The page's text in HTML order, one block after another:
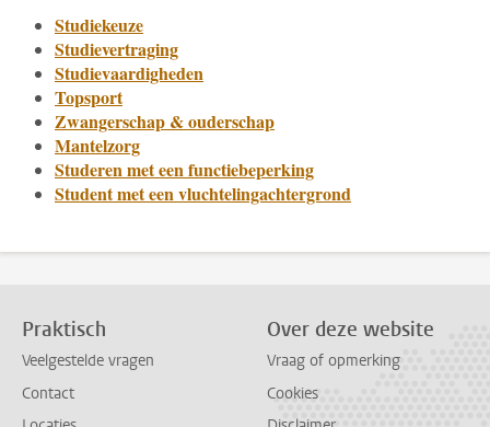
Studiekeuze
Studievertraging
Studievaardigheden
Topsport
Zwangerschap & ouderschap
Mantelzorg
Studeren met een functiebeperking
Student met een vluchtelingachtergrond
Praktisch
Veelgestelde vragen
Contact
Over deze website
Vraag of opmerking
Cookies